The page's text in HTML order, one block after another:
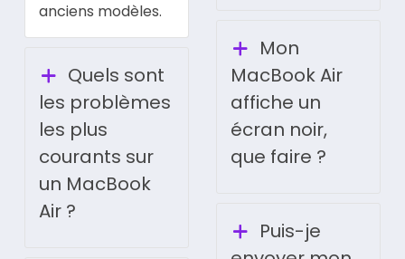
anciens modèles.
Quels sont
les problèmes
les plus
courants sur
un MacBook
Air ?
Mon
MacBook Air
affiche un
écran noir,
que faire ?
Puis-je